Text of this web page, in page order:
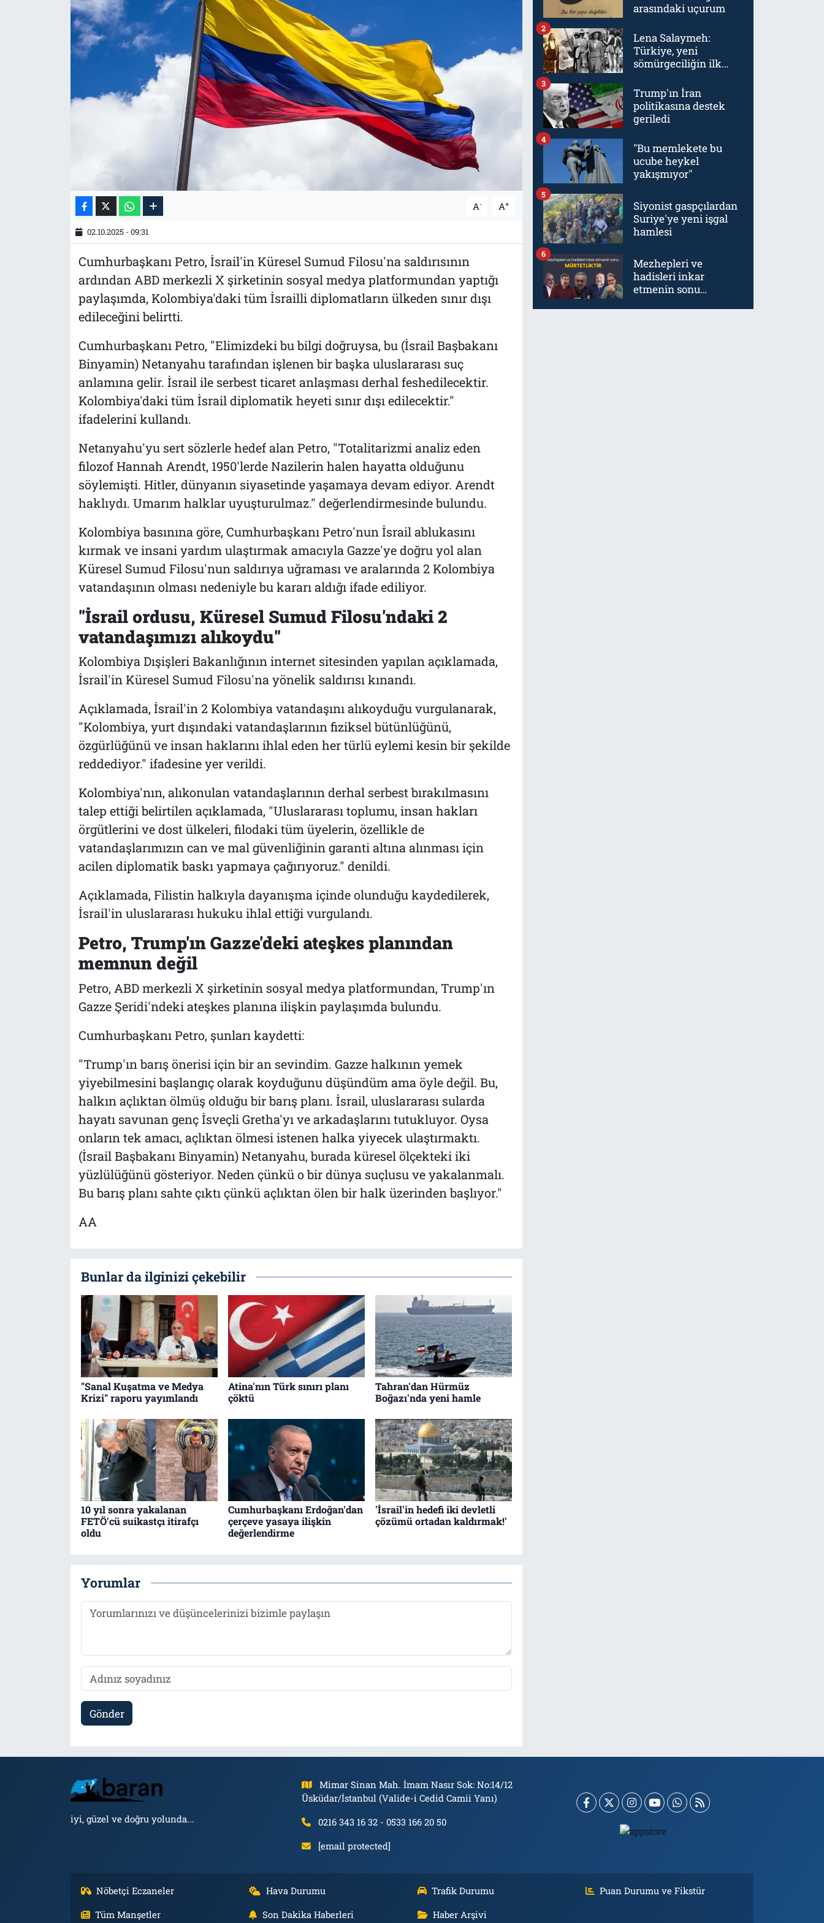
A- A+
02.10.2025 - 09:31
Cumhurbaşkanı Petro, İsrail'in Küresel Sumud Filosu'na saldırısının
ardından ABD merkezli X şirketinin sosyal medya platformundan yaptığı
paylaşımda, Kolombiya'daki tüm İsrailli diplomatların ülkeden sınır dışı
edileceğini belirtti.
Cumhurbaşkanı Petro, "Elimizdeki bu bilgi doğruysa, bu (İsrail Başbakanı
Binyamin) Netanyahu tarafından işlenen bir başka uluslararası suç
anlamına gelir. İsrail ile serbest ticaret anlaşması derhal feshedilecektir.
Kolombiya'daki tüm İsrail diplomatik heyeti sınır dışı edilecektir."
ifadelerini kullandı.
Netanyahu'yu sert sözlerle hedef alan Petro, "Totalitarizmi analiz eden
filozof Hannah Arendt, 1950'lerde Nazilerin halen hayatta olduğunu
söylemişti. Hitler, dünyanın siyasetinde yaşamaya devam ediyor. Arendt
haklıydı. Umarım halklar uyuşturulmaz." değerlendirmesinde bulundu.
Kolombiya basınına göre, Cumhurbaşkanı Petro'nun İsrail ablukasını
kırmak ve insani yardım ulaştırmak amacıyla Gazze'ye doğru yol alan
Küresel Sumud Filosu'nun saldırıya uğraması ve aralarında 2 Kolombiya
vatandaşının olması nedeniyle bu kararı aldığı ifade ediliyor.
"İsrail ordusu, Küresel Sumud Filosu'ndaki 2
vatandaşımızı alıkoydu"
Kolombiya Dışişleri Bakanlığının internet sitesinden yapılan açıklamada,
İsrail'in Küresel Sumud Filosu'na yönelik saldırısı kınandı.
Açıklamada, İsrail'in 2 Kolombiya vatandaşını alıkoyduğu vurgulanarak,
"Kolombiya, yurt dışındaki vatandaşlarının fiziksel bütünlüğünü,
özgürlüğünü ve insan haklarını ihlal eden her türlü eylemi kesin bir şekilde
reddediyor." ifadesine yer verildi.
Kolombiya'nın, alıkonulan vatandaşlarının derhal serbest bırakılmasını
talep ettiği belirtilen açıklamada, "Uluslararası toplumu, insan hakları
örgütlerini ve dost ülkeleri, filodaki tüm üyelerin, özellikle de
vatandaşlarımızın can ve mal güvenliğinin garanti altına alınması için
acilen diplomatik baskı yapmaya çağırıyoruz." denildi.
Açıklamada, Filistin halkıyla dayanışma içinde olunduğu kaydedilerek,
İsrail'in uluslararası hukuku ihlal ettiği vurgulandı.
Petro, Trump'ın Gazze'deki ateşkes planından
memnun değil
Petro, ABD merkezli X şirketinin sosyal medya platformundan, Trump'ın
Gazze Şeridi'ndeki ateşkes planına ilişkin paylaşımda bulundu.
Cumhurbaşkanı Petro, şunları kaydetti:
"Trump'ın barış önerisi için bir an sevindim. Gazze halkının yemek
yiyebilmesini başlangıç olarak koyduğunu düşündüm ama öyle değil. Bu,
halkın açlıktan ölmüş olduğu bir barış planı. İsrail, uluslararası sularda
hayatı savunan genç İsveçli Gretha'yı ve arkadaşlarını tutukluyor. Oysa
onların tek amacı, açlıktan ölmesi istenen halka yiyecek ulaştırmaktı.
(İsrail Başbakanı Binyamin) Netanyahu, burada küresel ölçekteki iki
yüzlülüğünü gösteriyor. Neden çünkü o bir dünya suçlusu ve yakalanmalı.
Bu barış planı sahte çıktı çünkü açlıktan ölen bir halk üzerinden başlıyor."
AA
Bunlar da ilginizi çekebilir
"Sanal Kuşatma ve Medya
Krizi" raporu yayımlandı
Atina'nın Türk sınırı planı
çöktü
Tahran'dan Hürmüz
Boğazı'nda yeni hamle
10 yıl sonra yakalanan
FETÖ'cü suikastçı itirafçı
oldu
Cumhurbaşkanı Erdoğan'dan
çerçeve yasaya ilişkin
değerlendirme
'İsrail'in hedefi iki devletli
çözümü ortadan kaldırmak!'
Yorumlar
Gönder
arasındaki uçurum
Lena Salaymeh:
Türkiye, yeni
sömürgeciliğin ilk
2
Trump'ın İran
politikasına destek
geriledi
3
"Bu memlekete bu
ucube heykel
yakışmıyor"
4
Siyonist gaspçılardan
Suriye'ye yeni işgal
hamlesi
5
Mezhepleri ve
hadisleri inkar
etmenin sonu
6
iyi, güzel ve doğru yolunda...
Mimar Sinan Mah. İmam Nasır Sok: No:14/12
Üsküdar/İstanbul (Valide-i Cedid Camii Yanı)
0216 343 16 32 - 0533 166 20 50
[email protected]
Nöbetçi Eczaneler Hava Durumu Trafik Durumu
Puan Durumu ve Fikstür
Tüm Manşetler
Son Dakika Haberleri Haber Arşivi
İletişim